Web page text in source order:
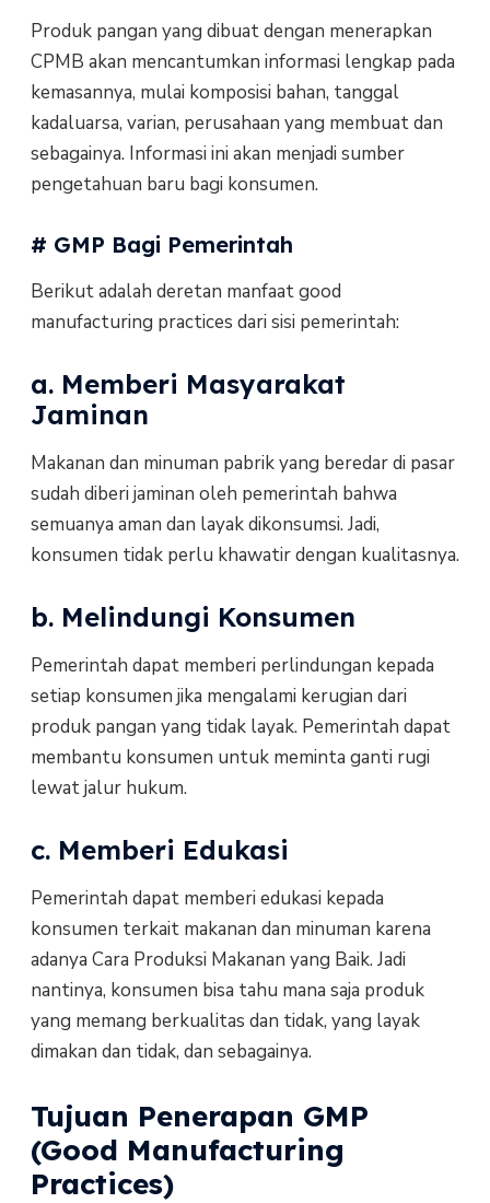
Produk pangan yang dibuat dengan menerapkan
CPMB akan mencantumkan informasi lengkap pada
kemasannya, mulai komposisi bahan, tanggal
kadaluarsa, varian, perusahaan yang membuat dan
sebagainya. Informasi ini akan menjadi sumber
pengetahuan baru bagi konsumen.
# GMP Bagi Pemerintah
Berikut adalah deretan manfaat good
manufacturing practices dari sisi pemerintah:
a. Memberi Masyarakat
Jaminan
Makanan dan minuman pabrik yang beredar di pasar
sudah diberi jaminan oleh pemerintah bahwa
semuanya aman dan layak dikonsumsi. Jadi,
konsumen tidak perlu khawatir dengan kualitasnya.
b. Melindungi Konsumen
Pemerintah dapat memberi perlindungan kepada
setiap konsumen jika mengalami kerugian dari
produk pangan yang tidak layak. Pemerintah dapat
membantu konsumen untuk meminta ganti rugi
lewat jalur hukum.
c. Memberi Edukasi
Pemerintah dapat memberi edukasi kepada
konsumen terkait makanan dan minuman karena
adanya Cara Produksi Makanan yang Baik. Jadi
nantinya, konsumen bisa tahu mana saja produk
yang memang berkualitas dan tidak, yang layak
dimakan dan tidak, dan sebagainya.
Tujuan Penerapan GMP
(Good Manufacturing
Practices)